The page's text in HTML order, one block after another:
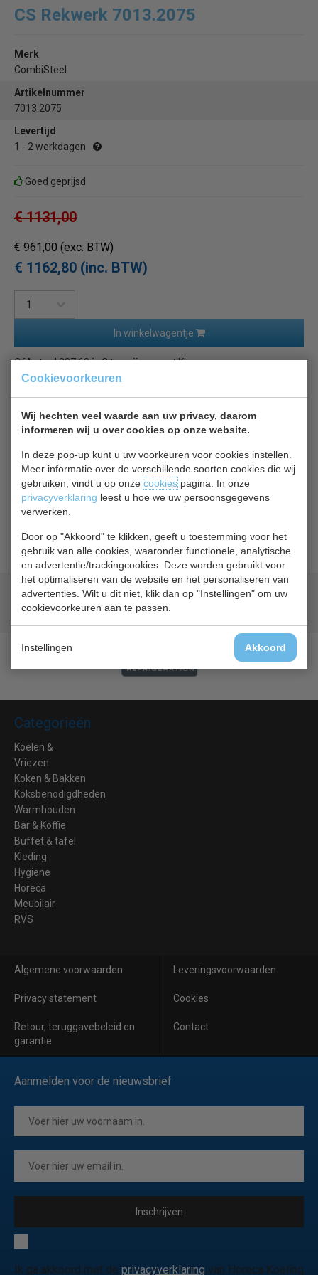
Cookievoorkeuren
Wij hechten veel waarde aan uw privacy, daarom
informeren wij u over cookies op onze website.
In deze pop-up kunt u uw voorkeuren voor cookies instellen.
Meer informatie over de verschillende soorten cookies die wij
gebruiken, vindt u op onzecookiespagina. In onze
privacyverklaring leest u hoe we uw persoonsgegevens
verwerken.
Door op "Akkoord" te klikken, geeft u toestemming voor het
gebruik van alle cookies, waaronder functionele, analytische
en advertentie/trackingcookies. Deze worden gebruikt voor
het optimaliseren van de website en het personaliseren van
advertenties. Wilt u dit niet, klik dan op "Instellingen" om uw
cookievoorkeuren aan te passen.
Instellingen Akkoord
CS Rekwerk 7013.2075
Merk
CombiSteel
Artikelnummer
7013.2075
Levertijd
1 - 2 werkdagen
Goed geprijsd
€ 1131,00
€ 961,00 (exc. BTW)
€ 1162,80 (inc. BTW)
In winkelwagentje
Ofbetaal387,60in 3 termijnenmet Klarna
Terug naar overzicht
Beschrijving Specificaties
Combisteel rekwerk passend voor deze koel / vries
cel.
recht deel zijn, of een L vorm, of een U vorm zijn.
Geld terugprijsgarantie
Lage prijzen hoge service
Categorieën
Koelen &
Vriezen
Koken & Bakken
Koksbenodigdheden
Warmhouden
Bar & Koffie
Buffet & tafel
Kleding
Hygiene
Horeca
Meubilair
RVS
Algemene voorwaarden Leveringsvoorwaarden
Privacy statement Cookies
Retour, teruggavebeleid en
garantie
Contact
Aanmelden voor de nieuwsbrief
Inschrijven
Ik ga akkoord met de privacyverklaring van Horeca Koeling